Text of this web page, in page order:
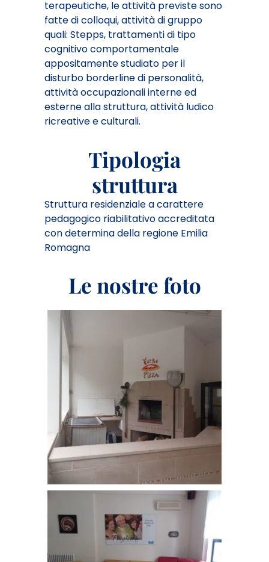
terapeutiche, le attività previste sono
fatte di colloqui, attività di gruppo
quali: Stepps, trattamenti di tipo
cognitivo comportamentale
appositamente studiato per il
disturbo borderline di personalità,
attività occupazionali interne ed
esterne alla struttura, attività ludico
ricreative e culturali.
Tipologia
struttura
Struttura residenziale a carattere
pedagogico riabilitativo accreditata
con determina della regione Emilia
Romagna
Le nostre foto